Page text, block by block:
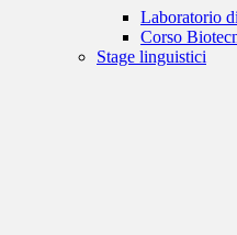
Laboratorio
Corso
Stage linguistici